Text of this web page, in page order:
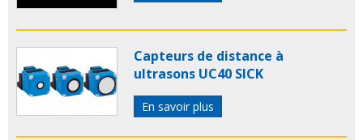
Capteurs de distance à
ultrasons UC40 SICK
En savoir plus